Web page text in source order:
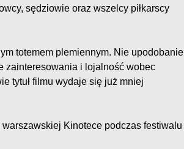
sędziowie oraz wszelcy piłkarscy
totemem plemiennym. Nie upodobanie
zainteresowania i lojalność wobec
tytuł filmu wydaje się już mniej
Kinotece podczas festiwalu